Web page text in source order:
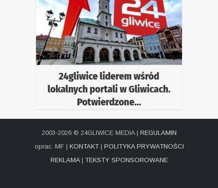
2003-2026 © 24GLIWICE MEDIA | REGULAMIN
oprac. MF | KONTAKT| POLITYKA PRYWATNOŚCI
REKLAMA| TEKSTY SPONSOROWANE